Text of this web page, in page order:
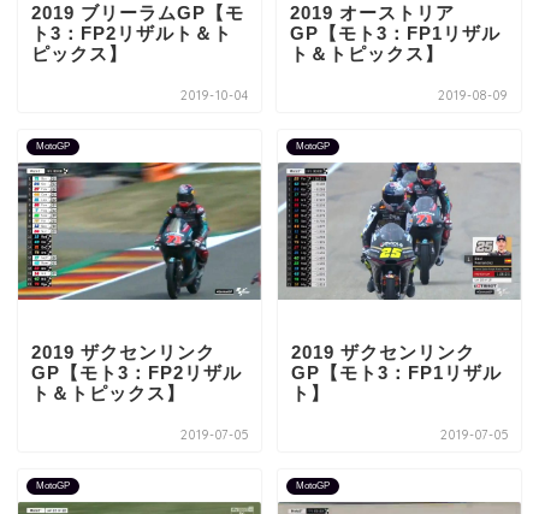
2019 ブリーラムGP【モ
ト3：FP2リザルト＆ト
ピックス】
2019-10-04
2019 オーストリア
GP【モト3：FP1リザル
ト＆トピックス】
2019-08-09
MotoGP
2019 ザクセンリンク
GP【モト3：FP2リザル
ト＆トピックス】
2019-07-05
MotoGP
2019 ザクセンリンク
GP【モト3：FP1リザル
ト】
2019-07-05
MotoGP MotoGP